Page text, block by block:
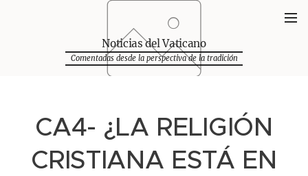
Noticias del Vaticano
Comentadas desde la perspectiva de la tradición
CA4- ¿LA RELIGIÓN
CRISTIANA ESTÁ EN